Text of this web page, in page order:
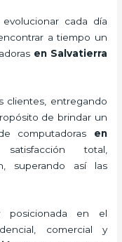
cada día
a tiempo un
en Salvatierra
clientes, entregando
de brindar un
computadoras en
total,
superando así las
posicionada en el
comercial y